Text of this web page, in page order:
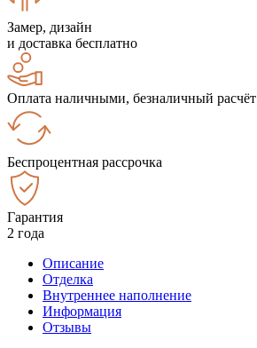
Замер, дизайн
и доставка бесплатно
Оплата наличными, безналичный расчёт
Беспроцентная рассрочка
Гарантия
2 года
Описание
Отделка
Внутреннее наполнение
Информация
Отзывы